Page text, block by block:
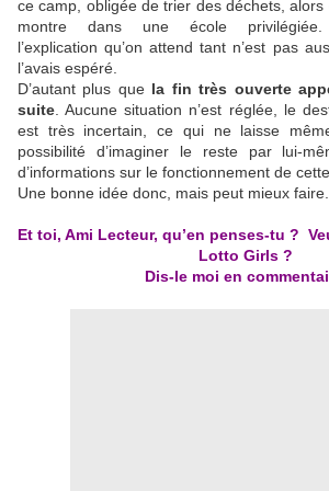
ce camp, obligée de trier des déchets,
montre dans une école privilégiée.
l’explication qu’on attend tant n’est pas
l’avais espéré.
D’autant plus que la fin très ouverte
suite . Aucune situation n’est réglée, le
est très incertain, ce qui ne laisse
possibilité d’imaginer le reste par lui-
d’informations sur le fonctionnement de
Une bonne idée donc, mais peut mieux faire.
Et toi, Ami Lecteur, qu’en penses-tu ?
Lotto Girls ?
Dis-le moi en